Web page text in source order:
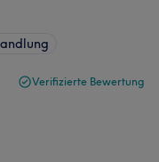
Verifizierte Bewertung